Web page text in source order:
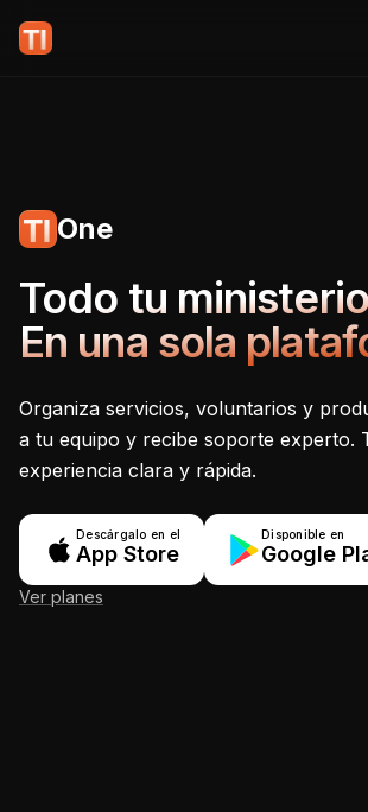
One
Tecnoiglesia
Todo tu
En una sola
Organiza servicios, voluntarios y
a tu equipo y recibe soporte experto.
experiencia clara y rápida.
Descárgalo en el
App Store
Disponible en
Google
Ver planes